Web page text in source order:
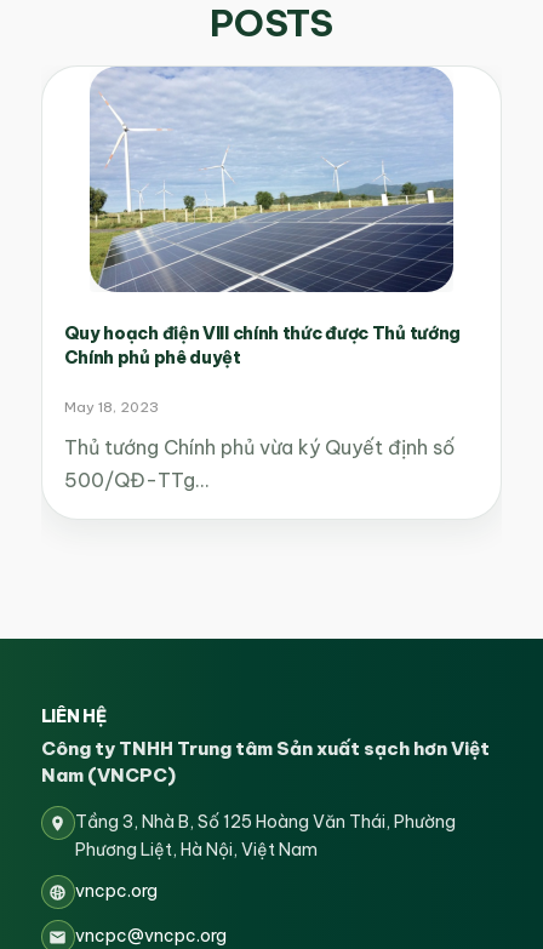
POSTS
Quy hoạch điện VIII chính thức được Thủ tướng
Chính phủ phê duyệt
May 18, 2023
Thủ tướng Chính phủ vừa ký Quyết định số
500/QĐ-TTg…
LIÊN HỆ
Công ty TNHH Trung tâm Sản xuất sạch hơn Việt
Nam (VNCPC)
Tầng 3, Nhà B, Số 125 Hoàng Văn Thái, Phường
Phương Liệt, Hà Nội, Việt Nam
vncpc.org
vncpc@vncpc.org